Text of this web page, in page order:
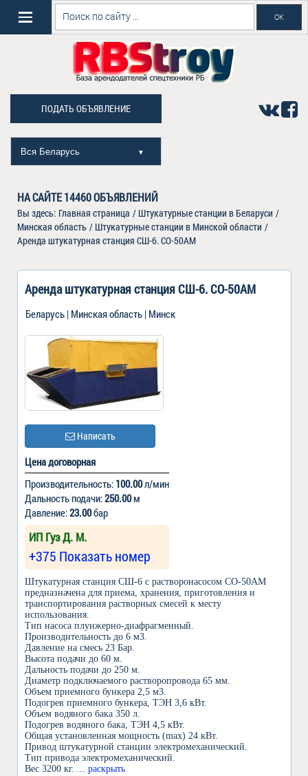
ПОДАТЬ ОБЪЯВЛЕНИЕ
Вся Беларусь ▼
НА САЙТЕ14460ОБЪЯВЛЕНИЙ
Вы здесь: Главная страница / Штукатурные станции в Беларуси /
Минская область / Штукатурные станции в Минской области /
Аренда штукатурная станция СШ-6. СО-50АМ
Аренда штукатурная станция СШ-6. СО-50АМ
Беларусь | Минская область | Минск
Написать
Цена договорная
Производительность: 100.00л/мин
Дальность подачи:250.00м
Давление:23.00бар
ИП Гуз Д. М.
+375 Показать номер
Штукатурная станция СШ-6 с растворонасосом СО-50АМ
предназначена для приема, хранения, приготовления и
транспортирования растворных смесей к месту
использования.
Тип насоса плунжерно-диафрагменный.
Производительность до 6 м3.
Давление на смесь 23 Бар.
Высота подачи до 60 м.
Дальность подачи до 250 м.
Диаметр подключаемого растворопровода 65 мм.
Объем приемного бункера 2,5 м3.
Подогрев приемного бункера, ТЭН 3,6 кВт.
Объем водяного бака 350 л.
Подогрев водяного бака, ТЭН 4,5 кВт.
Общая установленная мощность (max) 24 кВт.
Привод штукатурной станции электромеханический.
Тип привода электромеханический.
Вес 3200 кг. ... раскрыть